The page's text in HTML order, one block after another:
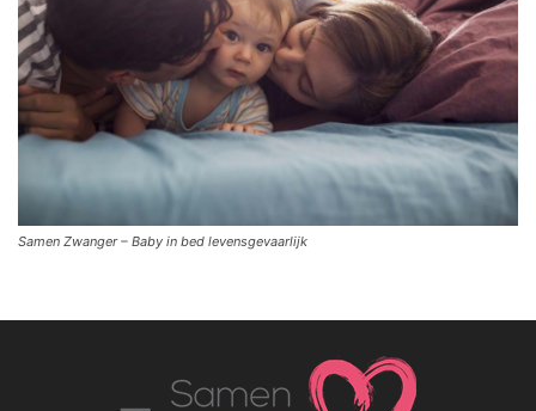
Samen Zwanger – Baby in bed levensgevaarlijk